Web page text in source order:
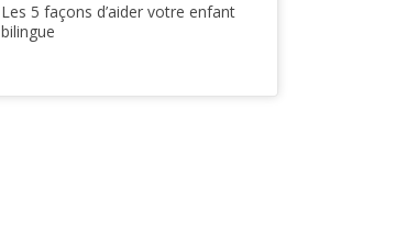
Les 5 façons d’aider votre enfant
bilingue